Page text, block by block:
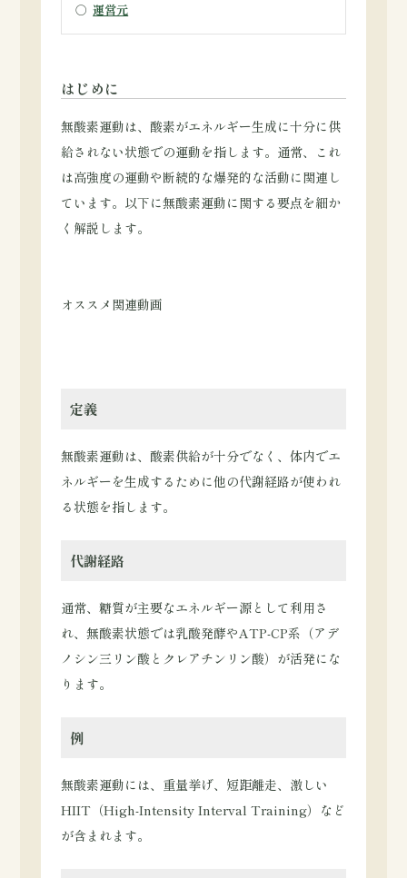
○運営元
はじめに
無酸素運動は、酸素がエネルギー生成に十分に供
給されない状態での運動を指します。通常、これ
は高強度の運動や断続的な爆発的な活動に関連し
ています。以下に無酸素運動に関する要点を細か
く解説します。
オススメ関連動画
定義
無酸素運動は、酸素供給が十分でなく、体内でエ
ネルギーを生成するために他の代謝経路が使われ
る状態を指します。
代謝経路
通常、糖質が主要なエネルギー源として利用さ
れ、無酸素状態では乳酸発酵やATP-CP系（アデ
ノシン三リン酸とクレアチンリン酸）が活発にな
ります。
例
無酸素運動には、重量挙げ、短距離走、激しい
HIIT（High-Intensity Interval Training）など
が含まれます。